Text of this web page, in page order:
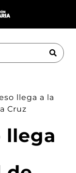
llega a la
Cruz
llega